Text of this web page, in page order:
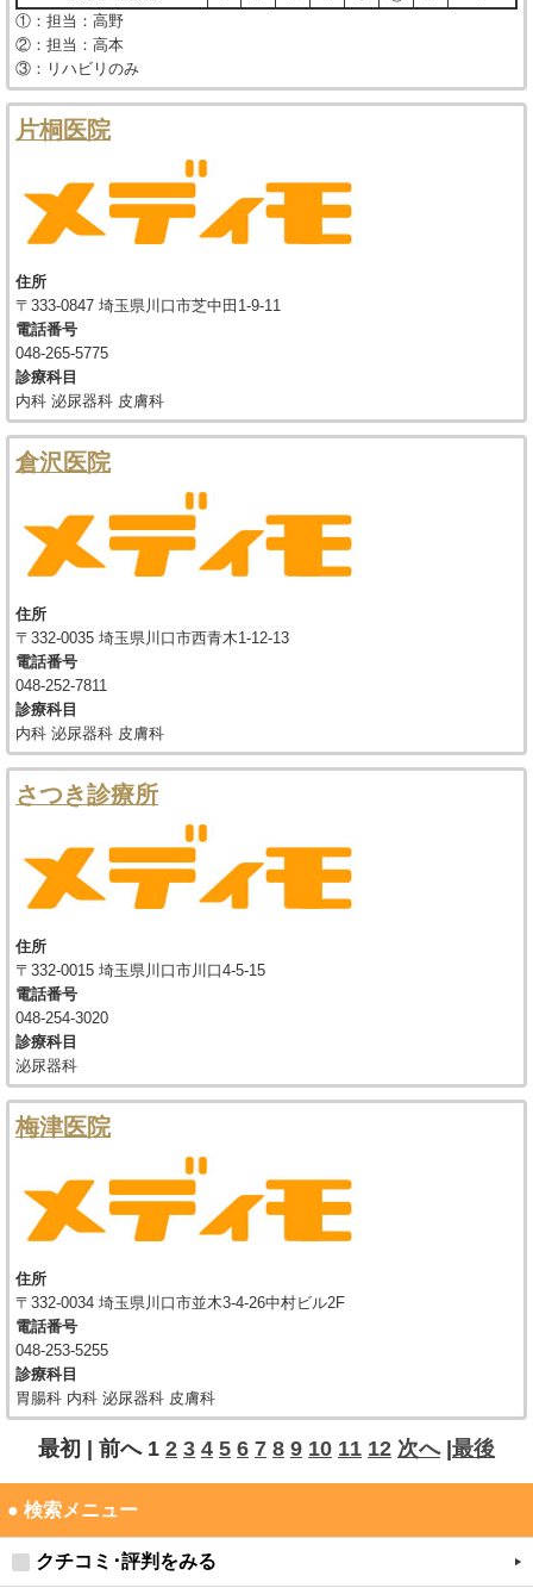
①：担当：高野
②：担当：高本
③：リハビリのみ
片桐医院
住所
〒333-0847 埼玉県川口市芝中田1-9-11
電話番号
048-265-5775
診療科目
内科 泌尿器科 皮膚科
倉沢医院
住所
〒332-0035 埼玉県川口市西青木1-12-13
電話番号
048-252-7811
診療科目
内科 泌尿器科 皮膚科
さつき診療所
住所
〒332-0015 埼玉県川口市川口4-5-15
電話番号
048-254-3020
診療科目
泌尿器科
梅津医院
住所
〒332-0034 埼玉県川口市並木3-4-26中村ビル2F
電話番号
048-253-5255
診療科目
胃腸科 内科 泌尿器科 皮膚科
最初 | 前へ 1 2 3 4 5 6 7 8 9 10 11 12 次へ|最後
● 検索メニュー
クチコミ･評判をみる